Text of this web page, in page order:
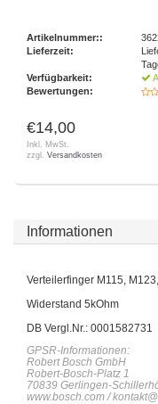
Artikelnummer::
Lieferzeit:
Verfügbarkeit:
Bewertungen:
€14,00
Inkl. MwSt.
zzgl. Versandkosten
Informationen
Verteilerfinger M115,
Widerstand 5kOhm
DB Vergl.Nr.: 0001582731
GPSR-Informationen:
Robert Bosch GmbH
Robert-Bosch-Platz 1
70839 Gerlingen-
www.bosch.com /